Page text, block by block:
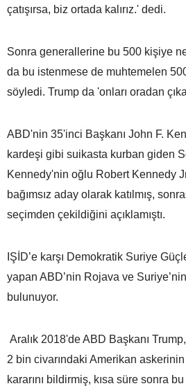
çatışırsa, biz ortada kalırız.' dedi.
Sonra generallerine bu 500 kişiye
da bu istenmese de muhtemelen
söyledi. Trump da 'onları oradan
ABD'nin 35'inci Başkanı John F.
kardeşi gibi suikasta kurban giden
Kennedy'nin oğlu Robert Kennedy
bağımsız aday olarak katılmış,
seçimden çekildiğini açıklamıştı.
IŞİD’e karşı Demokratik Suriye
yapan ABD’nin Rojava ve
bulunuyor.
Aralık 2018'de ABD Başkanı
2 bin civarındaki Amerikan
kararını bildirmiş, kısa süre sonra